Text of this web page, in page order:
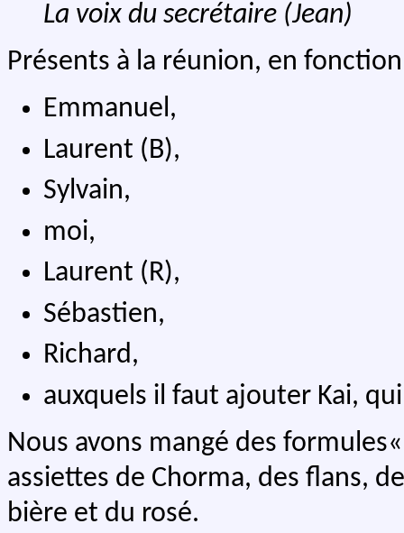
La voix du secrétaire (Jean)
Présents à la réunion, en
Emmanuel,
Laurent (B),
Sylvain,
moi,
Laurent (R),
Sébastien,
Richard,
auxquels il faut ajouter Kai,
Nous avons mangé des
assiettes de Chorma, des flans,
bière et du rosé.